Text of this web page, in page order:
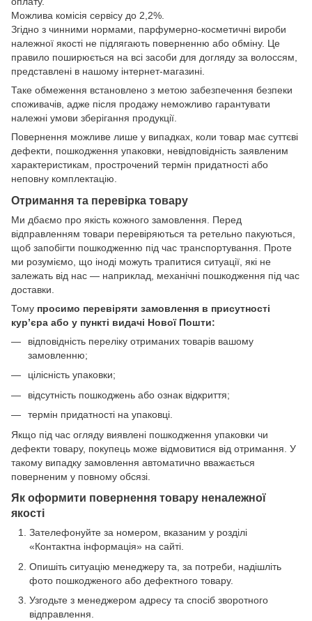
Можлива комісія сервісу до 2,2%.
Згідно з чинними нормами, парфумерно-косметичні вироби
належної якості не підлягають поверненню або обміну. Це
правило поширюється на всі засоби для догляду за волоссям,
представлені в нашому інтернет-магазині.
Таке обмеження встановлено з метою забезпечення безпеки
споживачів, адже після продажу неможливо гарантувати
належні умови зберігання продукції.
Повернення можливе лише у випадках, коли товар має суттєві
дефекти, пошкодження упаковки, невідповідність заявленим
характеристикам, прострочений термін придатності або
неповну комплектацію.
Отримання та перевірка товару
Ми дбаємо про якість кожного замовлення. Перед
відправленням товари перевіряються та ретельно пакуються,
щоб запобігти пошкодженню під час транспортування. Проте
ми розуміємо, що іноді можуть трапитися ситуації, які не
залежать від нас — наприклад, механічні пошкодження під час
доставки.
Тому просимо перевіряти замовлення в присутності
кур’єра або у пункті видачі Нової Пошти:
відповідність переліку отриманих товарів вашому
замовленню;
цілісність упаковки;
відсутність пошкоджень або ознак відкриття;
термін придатності на упаковці.
Якщо під час огляду виявлені пошкодження упаковки чи
дефекти товару, покупець може відмовитися від отримання. У
такому випадку замовлення автоматично вважається
поверненим у повному обсязі.
Як оформити повернення товару неналежної
якості
Зателефонуйте за номером, вказаним у розділі
«Контактна інформація» на сайті.
Опишіть ситуацію менеджеру та, за потреби, надішліть
фото пошкодженого або дефектного товару.
Узгодьте з менеджером адресу та спосіб зворотного
відправлення.